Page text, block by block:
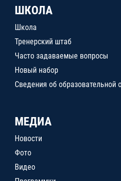
ШКОЛА
Школа
Тренерский штаб
Часто задаваемые вопросы
Новый набор
Сведения об образовательной
МЕДИА
Новости
Фото
Видео